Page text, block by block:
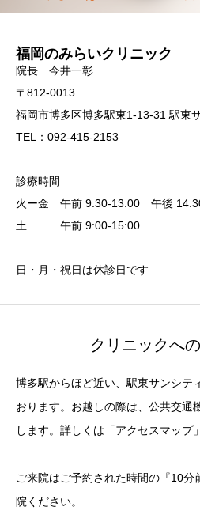
福岡のみらいクリニック
院長 今井一彰
〒812-0013
福岡市博多区博多駅東1-13-31 駅東
TEL：092-415-2153
診療時間
火ー金 午前 9:30-13:00 午後
土 午前 9:00-15:00
日・月・祝日は休診日です
クリニックへ
博多駅からほど近い、駅東サンシテ
おります。お越しの際は、公共交通
します。詳しくは「アクセスマップ
ご来院はご予約された時間の『10
院ください。